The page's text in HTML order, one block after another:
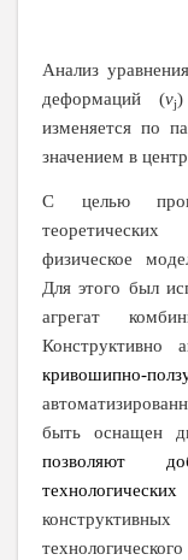
Анализ
деформаций (vj)
изменяется по
значением в
С целью
физическое
Для этого был
агрегат
Конструктивно
быть оснащен
позволяют